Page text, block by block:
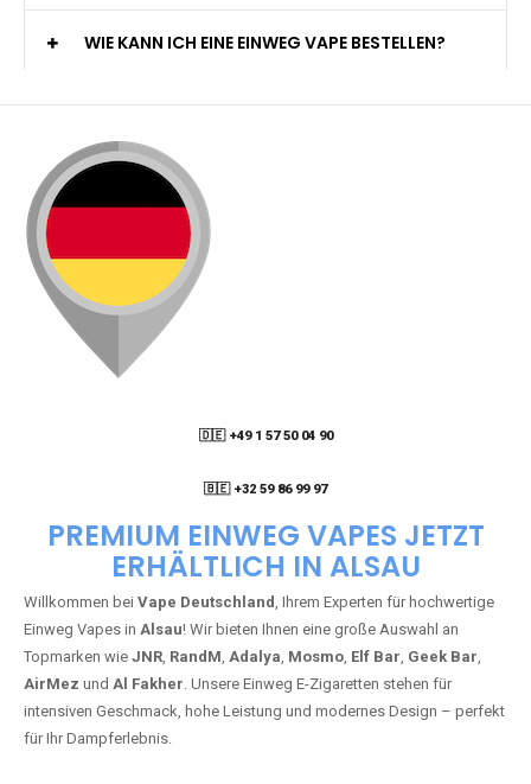
WIE KANN ICH EINE EINWEG VAPE BESTELLEN?
🇩🇪 +49 1 57 50 04 90
🇧🇪 +32 59 86 99 97
PREMIUM EINWEG VAPES JETZT
ERHÄLTLICH IN ALSAU
Willkommen bei Vape Deutschland, Ihrem Experten für hochwertige
Einweg Vapes in Alsau! Wir bieten Ihnen eine große Auswahl an
Topmarken wie JNR, RandM, Adalya, Mosmo, Elf Bar, Geek Bar,
AirMez und Al Fakher. Unsere Einweg E-Zigaretten stehen für
intensiven Geschmack, hohe Leistung und modernes Design – perfekt
für Ihr Dampferlebnis.